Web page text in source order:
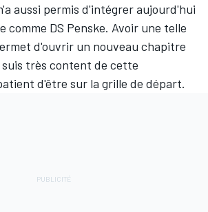
aussi permis d'intégrer aujourd'hui
comme DS Penske. Avoir une telle
d'ouvrir un nouveau chapitre
très content de cette
d'être sur la grille de départ.